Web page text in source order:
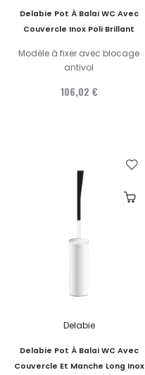
Delabie Pot À Balai WC Avec
Couvercle Inox Poli Brillant
Modèle à fixer avec blocage
antivol
106,02 €
Delabie
Delabie Pot À Balai WC Avec
Couvercle Et Manche Long Inox